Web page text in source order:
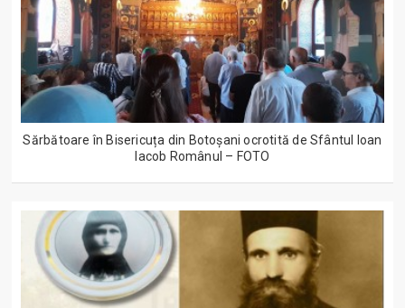
Sărbătoare în Bisericuța din Botoșani ocrotită de Sfântul Ioan
Iacob Românul – FOTO